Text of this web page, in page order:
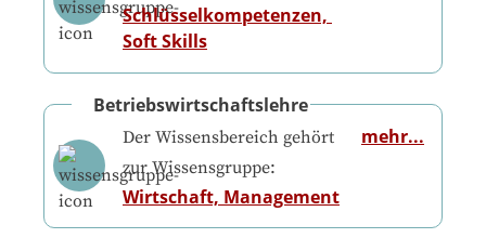
Schlüsselkompetenzen,
Soft Skills
Betriebswirtschaftslehre
Der Wissensbereich gehört
zur Wissensgruppe:
Wirtschaft, Management
mehr...